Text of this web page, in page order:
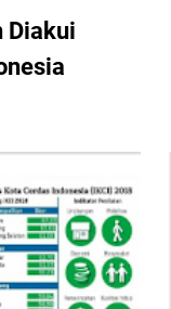
Diakui